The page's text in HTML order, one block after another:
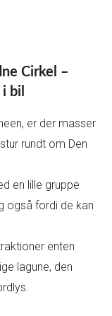
Cirkel –
bil
er der masser
rundt om Den
en lille gruppe
også fordi de kan
enten
lagune, den